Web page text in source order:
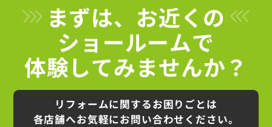
まずは、お近くの
ショールームで
体験してみませんか？
リフォームに関するお困りごとは
各店舗へお気軽にお問い合わせください。